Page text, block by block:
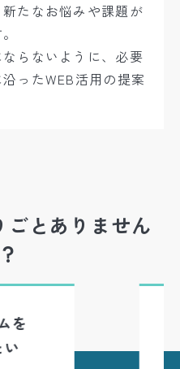
たなお悩みや課題が
らないように、必要
沿ったWEB活用の提案
ごとありません
更新
したい